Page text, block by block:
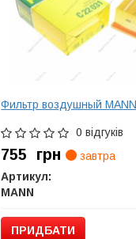
Фильтр воздушный MANN
0 відгуків
755 грн
завтра
Артикул:
MANN
ПРИДБАТИ